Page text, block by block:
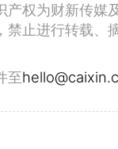
产权为财新传媒
禁止进行转载、
至